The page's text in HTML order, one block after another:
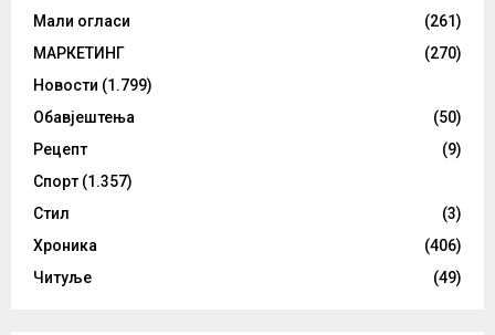
Мали огласи
(261)
МАРКЕТИНГ
(270)
Новости (1.799)
Обавјештења
(50)
Рецепт
(9)
Спорт (1.357)
Стил
(3)
Хроника
(406)
Читуље
(49)